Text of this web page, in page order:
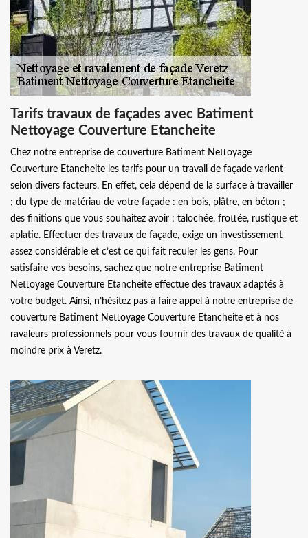
Tarifs travaux de façades avec Batiment
Nettoyage Couverture Etancheite
Chez notre entreprise de couverture Batiment Nettoyage
Couverture Etancheite les tarifs pour un travail de façade varient
selon divers facteurs. En effet, cela dépend de la surface à travailler
; du type de matériau de votre façade : en bois, plâtre, en béton ;
des finitions que vous souhaitez avoir : talochée, frottée, rustique et
aplatie. Effectuer des travaux de façade, exige un investissement
assez considérable et c’est ce qui fait reculer les gens. Pour
satisfaire vos besoins, sachez que notre entreprise Batiment
Nettoyage Couverture Etancheite effectue des travaux adaptés à
votre budget. Ainsi, n’hésitez pas à faire appel à notre entreprise de
couverture Batiment Nettoyage Couverture Etancheite et à nos
ravaleurs professionnels pour vous fournir des travaux de qualité à
moindre prix à Veretz.